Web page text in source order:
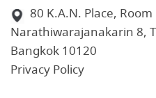
80 K.A.N. Place,
Narathiwarajanakarin 8,
Bangkok 10120
Privacy Policy